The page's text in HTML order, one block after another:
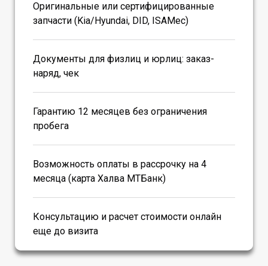
Оригинальные или сертифицированные
запчасти (Kia/Hyundai, DID, ISAMec)
Документы для физлиц и юрлиц: заказ-
наряд, чек
Гарантию 12 месяцев без ограничения
пробега
Возможность оплаты в рассрочку на 4
месяца (карта Халва МТБанк)
Консультацию и расчет стоимости онлайн
еще до визита